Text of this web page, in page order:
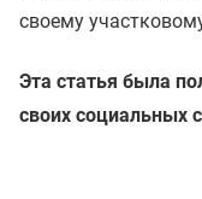
своему
Эта статья была
своих социальных